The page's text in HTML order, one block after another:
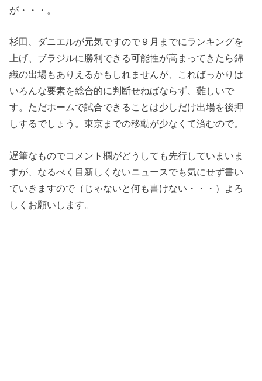
が・・・。
杉田、ダニエルが元気ですので９月までにランキングを
上げ、ブラジルに勝利できる可能性が高まってきたら錦
織の出場もありえるかもしれませんが、こればっかりは
いろんな要素を総合的に判断せねばならず、難しいで
す。ただホームで試合できることは少しだけ出場を後押
しするでしょう。東京までの移動が少なくて済むので。
遅筆なものでコメント欄がどうしても先行していまいま
すが、なるべく目新しくないニュースでも気にせず書い
ていきますので（じゃないと何も書けない・・・）よろ
しくお願いします。